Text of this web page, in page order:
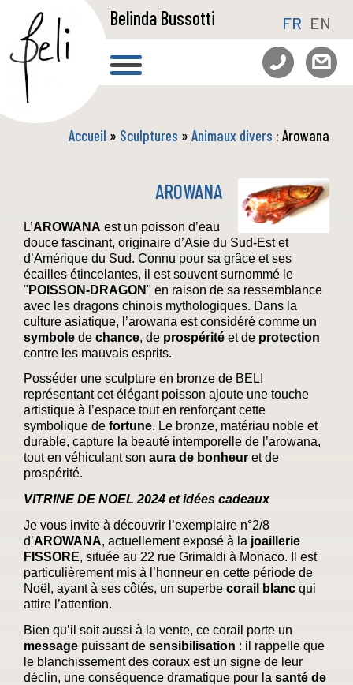
Belinda Bussotti FR EN
Accueil » Sculptures » Animaux divers : Arowana
AROWANA
L’AROWANA est un poisson d’eau
douce fascinant, originaire d’Asie du Sud-Est et
d’Amérique du Sud. Connu pour sa grâce et ses
écailles étincelantes, il est souvent surnommé le
" POISSON-DRAGON" en raison de sa ressemblance
avec les dragons chinois mythologiques. Dans la
culture asiatique, l’arowana est considéré comme un
symbole de chance, de prospérité et de protection
contre les mauvais esprits.
Posséder une sculpture en bronze de BELI
représentant cet élégant poisson ajoute une touche
artistique à l’espace tout en renforçant cette
symbolique de fortune. Le bronze, matériau noble et
durable, capture la beauté intemporelle de l’arowana,
tout en véhiculant son aura de bonheur et de
prospérité.
VITRINE DE NOEL 2024 et idées cadeaux
Je vous invite à découvrir l’exemplaire n°2/8
d’AROWANA, actuellement exposé à la joaillerie
FISSORE, située au 22 rue Grimaldi à Monaco. Il est
particulièrement mis à l’honneur en cette période de
Noël, ayant à ses côtés, un superbe corail blanc qui
attire l’attention.
Bien qu’il soit aussi à la vente, ce corail porte un
message puissant de sensibilisation : il rappelle que
le blanchissement des coraux est un signe de leur
déclin, une conséquence dramatique pour la santé de